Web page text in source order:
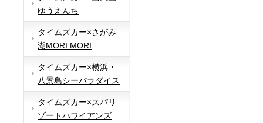
ゆうえんち
タイムズカー×さがみ
湖MORI MORI
タイムズカー×横浜・
八景島シーパラダイス
タイムズカー×スパリ
ゾートハワイアンズ